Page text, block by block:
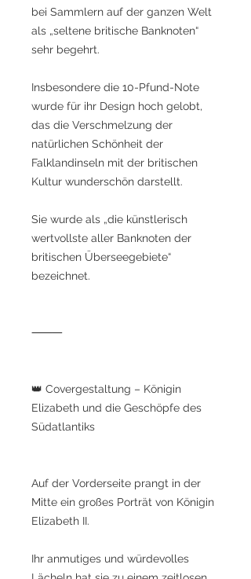
bei Sammlern auf der ganzen Welt
als „seltene britische Banknoten“
sehr begehrt.
Insbesondere die 10-Pfund-Note
wurde für ihr Design hoch gelobt,
das die Verschmelzung der
natürlichen Schönheit der
Falklandinseln mit der britischen
Kultur wunderschön darstellt.
Sie wurde als „die künstlerisch
wertvollste aller Banknoten der
britischen Überseegebiete“
bezeichnet.
⸻
👑 Covergestaltung – Königin
Elizabeth und die Geschöpfe des
Südatlantiks
Auf der Vorderseite prangt in der
Mitte ein großes Porträt von Königin
Elizabeth II.
Ihr anmutiges und würdevolles